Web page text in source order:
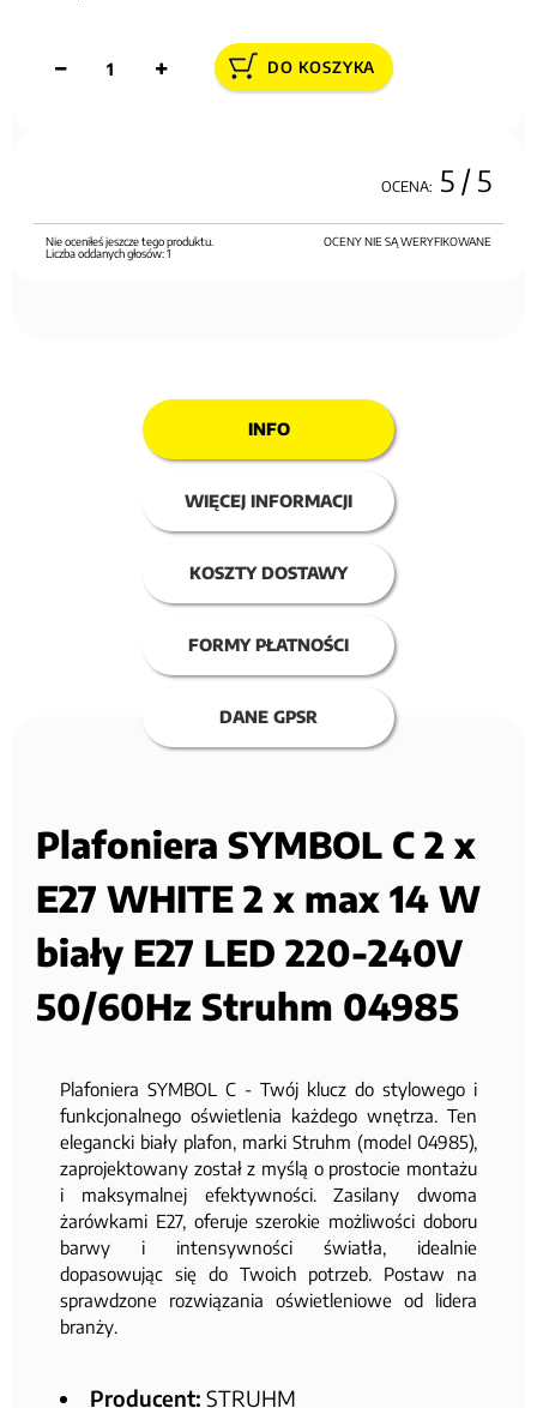
DO KOSZYKA
OCENA: 5 / 5
OCENY NIE SĄ WERYFIKOWANE
Nie oceniłeś jeszcze tego produktu.
Liczba oddanych głosów:1
INFO
WIĘCEJ INFORMACJI
KOSZTY DOSTAWY
FORMY PŁATNOŚCI
DANE GPSR
Plafoniera SYMBOL C 2 x
E27 WHITE 2 x max 14 W
biały E27 LED 220-240V
50/60Hz Struhm 04985
Plafoniera SYMBOL C - Twój klucz do stylowego i
funkcjonalnego oświetlenia każdego wnętrza. Ten
elegancki biały plafon, marki Struhm (model 04985),
zaprojektowany został z myślą o prostocie montażu
i maksymalnej efektywności. Zasilany dwoma
żarówkami E27, oferuje szerokie możliwości doboru
barwy i intensywności światła, idealnie
dopasowując się do Twoich potrzeb. Postaw na
sprawdzone rozwiązania oświetleniowe od lidera
branży.
Producent: STRUHM